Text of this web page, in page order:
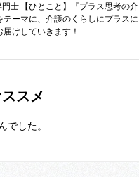
士 【ひとこと】『プラス思考の介
テーマに、介護のくらしにプラスに
けしていきます！
スメ
でした。